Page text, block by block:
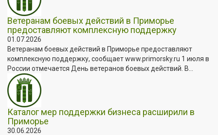
Ветеранам боевых действий в Приморье
предоставляют комплексную поддержку
01.07.2026
Ветеранам боевых действий в Приморье предоставляют
комплексную поддержку, сообщает www.primorsky.ru 1 июля в
России отмечается День ветеранов боевых действий. В...
Каталог мер поддержки бизнеса расширили в
Приморье
30.06.2026